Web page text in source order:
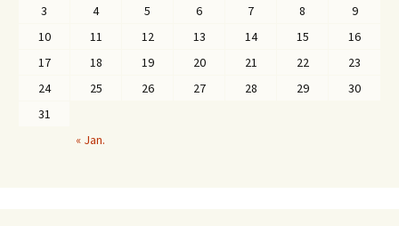
3
4 5 6 7 8
9
10
11 12 13 14 15
16
17
18 19 20 21 22
23
24
25 26 27 28 29
30
31
« Jan.